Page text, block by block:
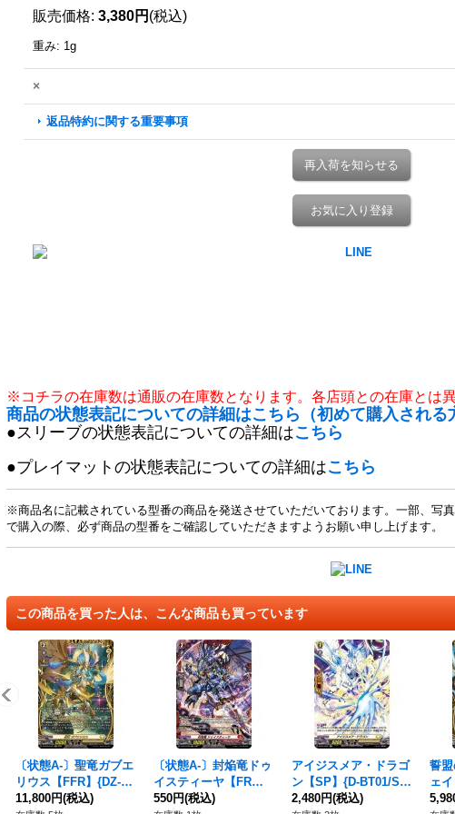
販売価格: 3,380円 (税込)
重み: 1g
×
返品特約に関する重要事項
再入荷を知らせる
お気に入り登録
※コチラの在庫数は通販の在庫数となります。各店頭との在庫とは異
商品の状態表記についての詳細はこちら（初めて購入される
●スリーブの状態表記についての詳細はこちら
●プレイマットの状態表記についての詳細はこちら
※商品名に記載されている型番の商品を発送させていただいております。一部、写
で購入の際、必ず商品の型番をご確認していただきますようお願い申し上げます。
この商品を買った人は、こんな商品も買っています
〔状態A-〕聖竜ガブエ
リウス【FFR】{DZ-B
T05/FFR11}《ケテル
11,800円(税込)
〔状態A-〕封焔竜ドゥ
イスティーヤ【FR】
{D-BT12/FR03}《ドラ
550円(税込)
アイジスメア・ドラゴ
ン【SP】{D-BT01/SP
29}《ケテルサンクチ
2,480円(税込)
誓
ェ
T11/